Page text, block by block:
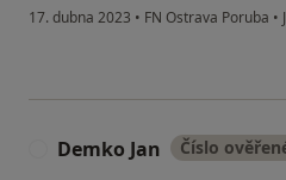
17. dubna 2023 • FN Ostrava Poruba •
Demko Jan Číslo